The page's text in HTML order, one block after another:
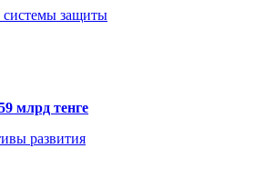
системы защиты
млрд тенге
развития